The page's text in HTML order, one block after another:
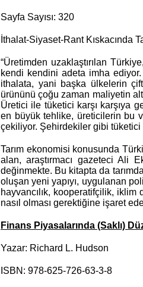
Sayfa Sayısı: 320
İthalat-Siyaset-Rant Kıskacında
“Üretimden uzaklaştırılan
kendi kendini adeta imha
ithalata, yani başka ülkelerin
ürününü çoğu zaman maliyetin
Üretici ile tüketici karşı karşıya
en büyük tehlike, üreticilerin bu
çekiliyor. Şehirdekiler gibi tüketici
Tarım ekonomisi konusunda
alan, araştırmacı gazeteci Ali
değinmekte. Bu kitapta da
oluşan yeni yapıyı, uygulanan
hayvancılık, kooperatifçilik,
nasıl olması gerektiğine işaret
Finans Piyasalarında (Saklı)
Yazar: Richard L. Hudson
ISBN: 978-625-726-63-3-8